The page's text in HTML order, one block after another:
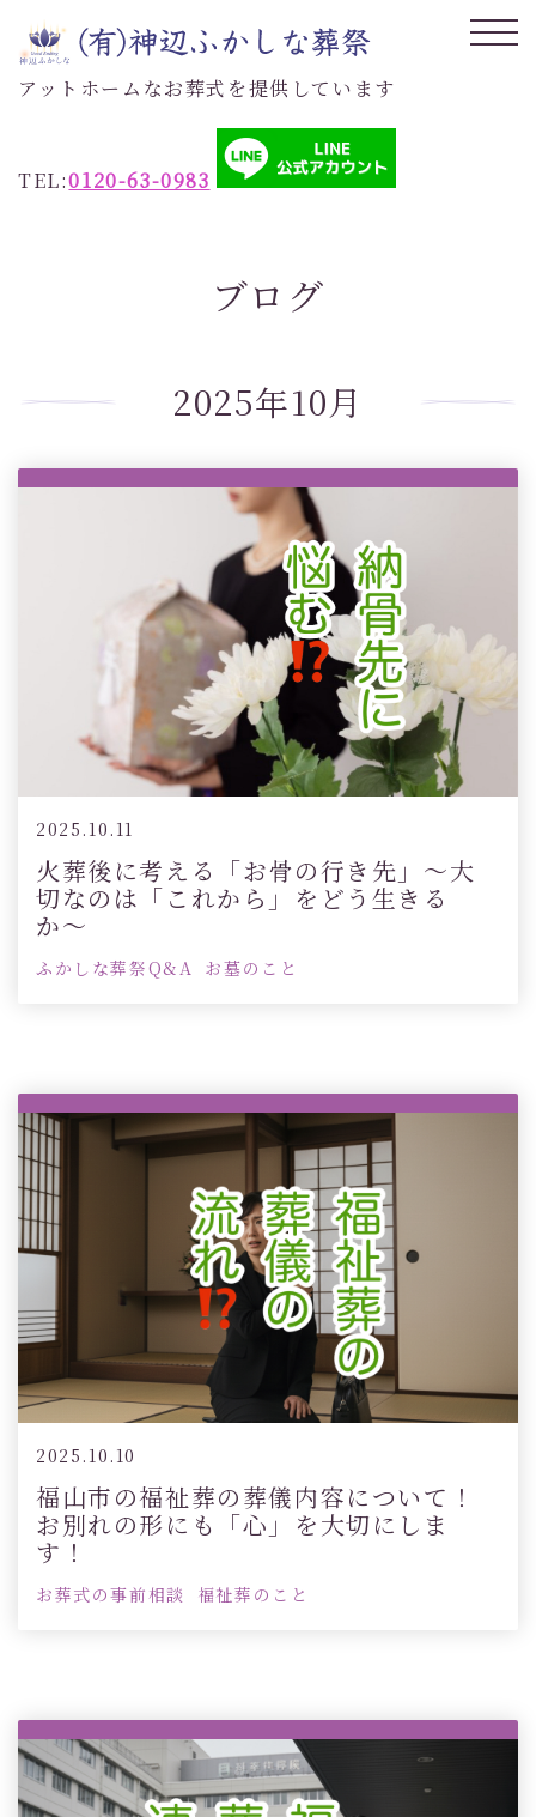
アットホームなお葬式を提供しています
TEL:0120-63-0983
ブログ
2025年10月
火葬後に考える「お骨の行き先」〜大
切なのは「これから」をどう生きる
か〜
2025.10.11
ふかしな葬祭Q&A お墓のこと
福山市の福祉葬の葬儀内容について！
お別れの形にも「心」を大切にしま
す！
2025.10.10
お葬式の事前相談 福祉葬のこと